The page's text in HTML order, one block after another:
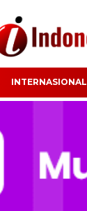
INTERNASIONAL